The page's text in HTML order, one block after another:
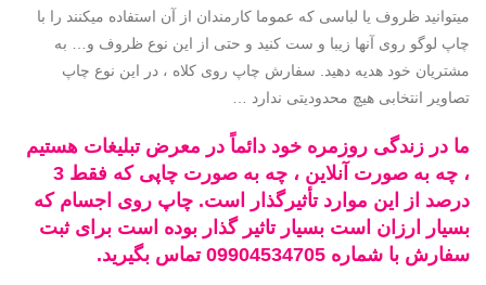
میتوانید ظروف یا لباسی که عموما کارمندان از آن استفاده میکنند را با
چاپ لوگو روی آنها زیبا و ست کنید و حتی از این نوع ظروف و… به
مشتریان خود هدیه دهید. سفارش چاپ روی کلاه ، در این نوع چاپ
تصاویر انتخابی هیچ محدودیتی ندارد …
ما در زندگی روزمره خود دائماً در معرض تبلیغات هستیم
، چه به صورت آنلاین ، چه به صورت چاپی که فقط 3
درصد از این موارد تأثیرگذار است. چاپ روی اجسام که
بسیار ارزان است بسیار تاثیر گذار بوده است برای ثبت
سفارش با شماره 09904534705 تماس بگیرید.